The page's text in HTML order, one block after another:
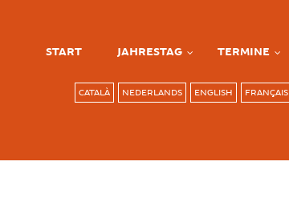
START JAHRESTAG TERMINE
CATALÀ NEDERLANDS ENGLISH FRANÇAIS